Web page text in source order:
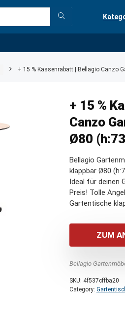
+ 15 % Kassenrabatt | Bellagio Canzo
+ 15 %
Canzo
Ø80
Bellagio
klappbar Ø80
Ideal für deinen
Preis! Tolle
Gartentische
ZUM
Bellagio
SKU: 4f537cffba20
Category: